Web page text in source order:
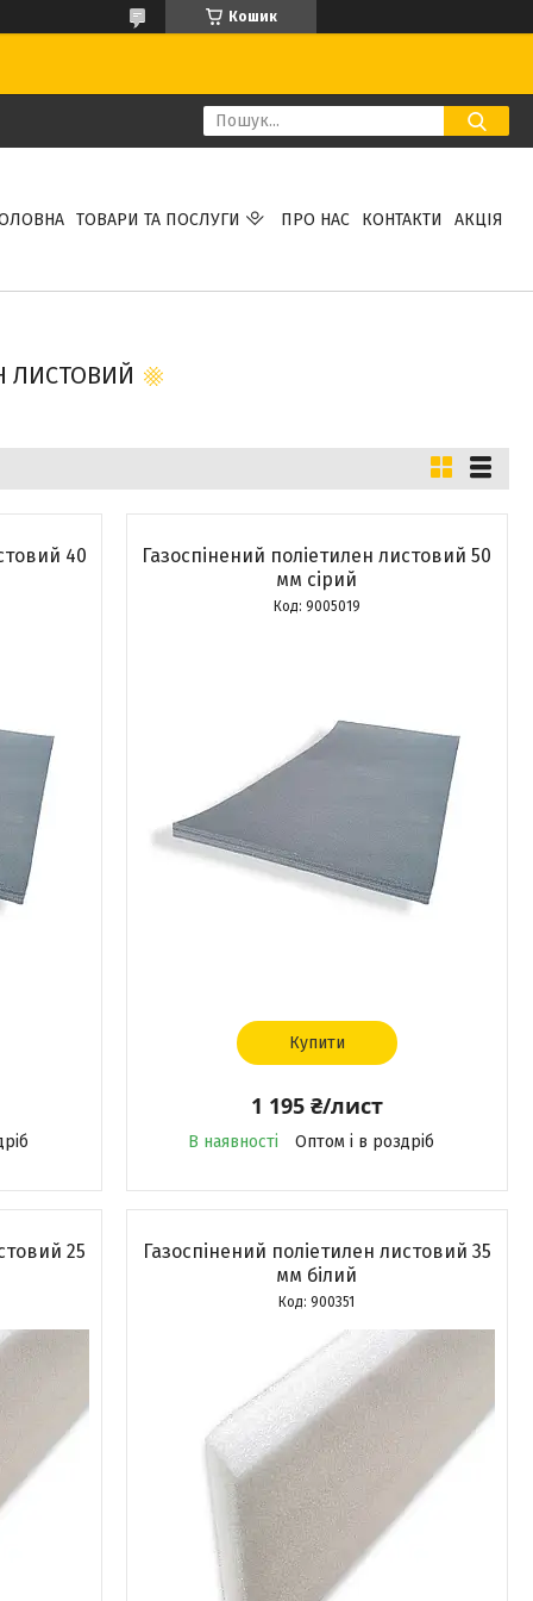
Кошик
ТОВАРИ ТА ПОСЛУГИ ПРО НАС КОНТАКТИ АКЦІЯ
ЛИСТОВИЙ
40
Газоспінений поліетилен листовий 50
мм сірий
9005019
Купити
1 195 ₴/лист
В наявності Оптом і в роздріб
25
Газоспінений поліетилен листовий 35
мм білий
900351